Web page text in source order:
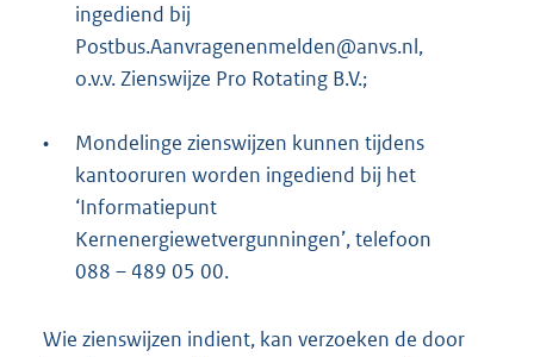
ingediend bij
Postbus.Aanvragenenmelden@anvs.nl,
o.v.v. Zienswijze Pro Rotating B.V.;
•
Mondelinge zienswijzen kunnen tijdens
kantooruren worden ingediend bij het
‘Informatiepunt
Kernenergiewetvergunningen’, telefoon
088 – 489 05 00.
Wie zienswijzen indient, kan verzoeken de door